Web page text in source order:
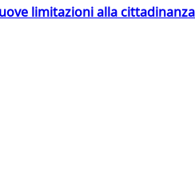
limitazioni alla